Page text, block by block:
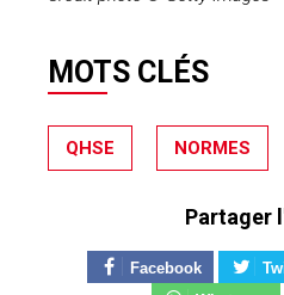
MOTS CLÉS
QHSE NORMES
Partager
Facebook